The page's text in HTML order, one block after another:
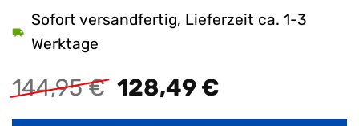
144,95€ Ursprünglicher
128,49 €Aktueller
Sofort versandfertig, Lieferzeit ca. 1-3
Werktage